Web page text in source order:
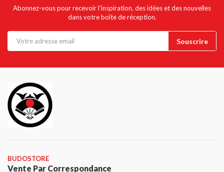
Abonnez-vous pour recevoir l'inspiration, des idées et des nouvelles
dans votre boîte de réception.
BUDOSTORE
Vente Par Correspondance